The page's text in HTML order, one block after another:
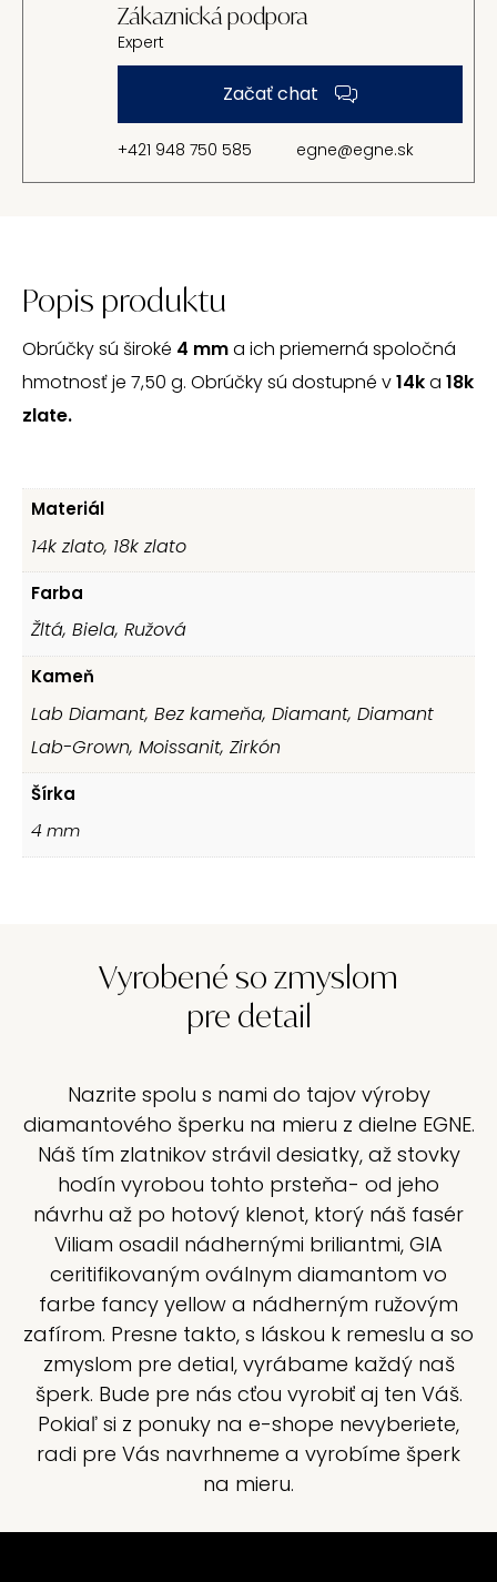
Zákaznická podpora
Expert
Začať chat
+421 948 750 585 egne@egne.sk
Popis produktu
Obrúčky sú široké 4 mma ich priemerná spoločná
hmotnosť je 7,50 g. Obrúčky sú dostupné v14ka 18k
zlate.
Materiál
14k zlato, 18k zlato
Farba
Žltá, Biela, Ružová
Kameň
Lab Diamant, Bez kameňa, Diamant, Diamant
Lab-Grown, Moissanit, Zirkón
Šírka
4mm
Vyrobené so zmyslom
pre detail
Nazrite spolu s nami do tajov výroby
diamantového šperku na mieru z dielne EGNE.
Náš tím zlatnikov strávil desiatky, až stovky
hodín vyrobou tohto prsteňa- od jeho
návrhu až po hotový klenot, ktorý náš fasér
Viliam osadil nádhernými briliantmi, GIA
ceritifikovaným oválnym diamantom vo
farbe fancy yellow a nádherným ružovým
zafírom. Presne takto, s láskou k remeslu a so
zmyslom pre detial, vyrábame každý naš
šperk. Bude pre nás cťou vyrobiť aj ten Váš.
Pokiaľ si z ponuky na e-shope nevyberiete,
radi pre Vás navrhneme a vyrobíme šperk
na mieru.